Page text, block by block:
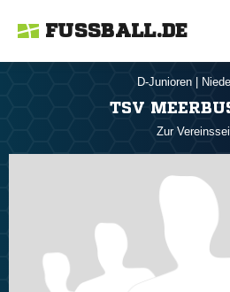
FUSSBALL.DE
D-Junioren
TSV
Zur